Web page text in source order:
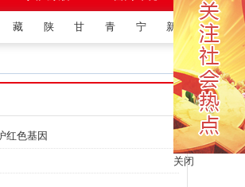
藏 陕 甘 青 宁 新
红色基因
关闭